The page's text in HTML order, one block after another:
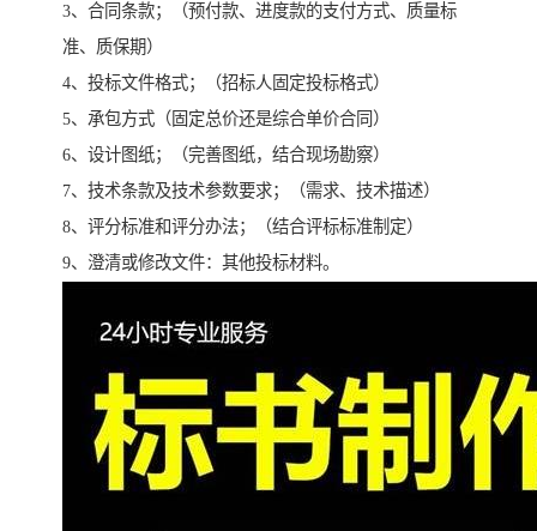
3、合同条款；（预付款、进度款的支付方式、质量标
准、质保期）
4、投标文件格式；（招标人固定投标格式）
5、承包方式（固定总价还是综合单价合同）
6、设计图纸；（完善图纸，结合现场勘察）
7、技术条款及技术参数要求；（需求、技术描述）
8、评分标准和评分办法；（结合评标标准制定）
9、澄清或修改文件：其他投标材料。